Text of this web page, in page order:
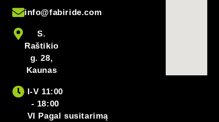
info@fabiride.com
S.
Raštikio
g. 28,
Kaunas
I-V 11:00
- 18:00
VI Pagal susitarimą